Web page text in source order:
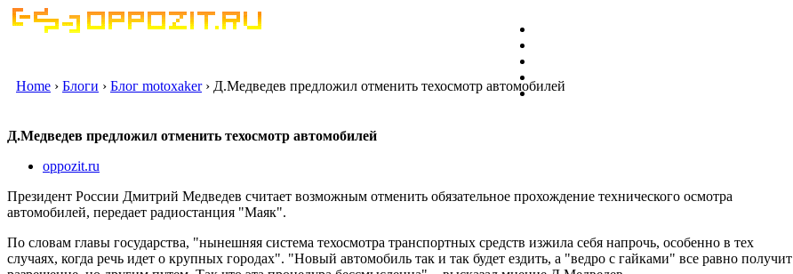
Home › Блоги › Блог motoxaker› Д.Медведев предложил отменить техосмотр автомобилей
Д.Медведев предложил отменить техосмотр автомобилей
oppozit.ru
Президент России Дмитрий Медведев считает возможным отменить обязательное прохождение технического осмотра
автомобилей, передает радиостанция "Маяк".
По словам главы государства, "нынешняя система техосмотра транспортных средств изжила себя напрочь, особенно в тех
случаях, когда речь идет о крупных городах". "Новый автомобиль так и так будет ездить, а "ведро с гайками" все равно получит